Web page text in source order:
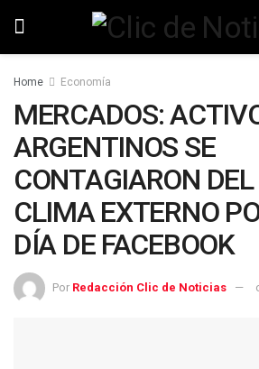
Home Economía
MERCADOS:
ARGENTINOS SE
CONTAGIARON
CLIMA EXTERNO
DÍA DE FACEBOOK
Por Redacción Clic de Noticias